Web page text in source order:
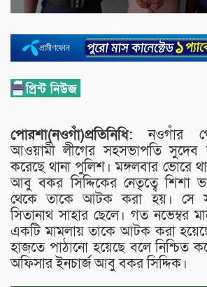
পোরশা(নওগাঁ)প্রতিনিধি: নওগাঁর
আওয়ামী লীগের সহসভাপতি সুদেব
করেছে থানা পুলিশ। মঙ্গলবার ভোরে
আবু বকর সিদ্দিকের নেতৃত্বে শিশা
থেকে তাকে আটক করা হয়। সে
সিতানাথ সাহার ছেলে। গত নভেম্বর
একটি মামলায় তাকে আটক করা
হাজতে পাঠানো হয়েছে বলে নিশ্চিত
অফিসার ইনচার্জ আবু বকর সিদ্দিক।